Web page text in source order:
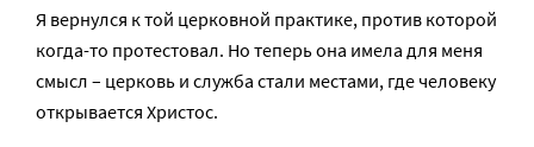
Я вернулся к той церковной практике, против которой
когда-то протестовал. Но теперь она имела для меня
смысл – церковь и служба стали местами, где человеку
открывается Христос.